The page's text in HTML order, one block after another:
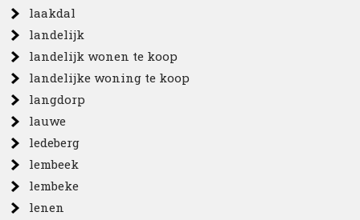
laakdal
landelijk
landelijk wonen te koop
landelijke woning te koop
langdorp
lauwe
ledeberg
lembeek
lembeke
lenen